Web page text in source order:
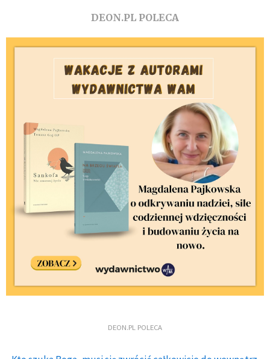
DEON.PL POLECA
DEON.PL POLECA